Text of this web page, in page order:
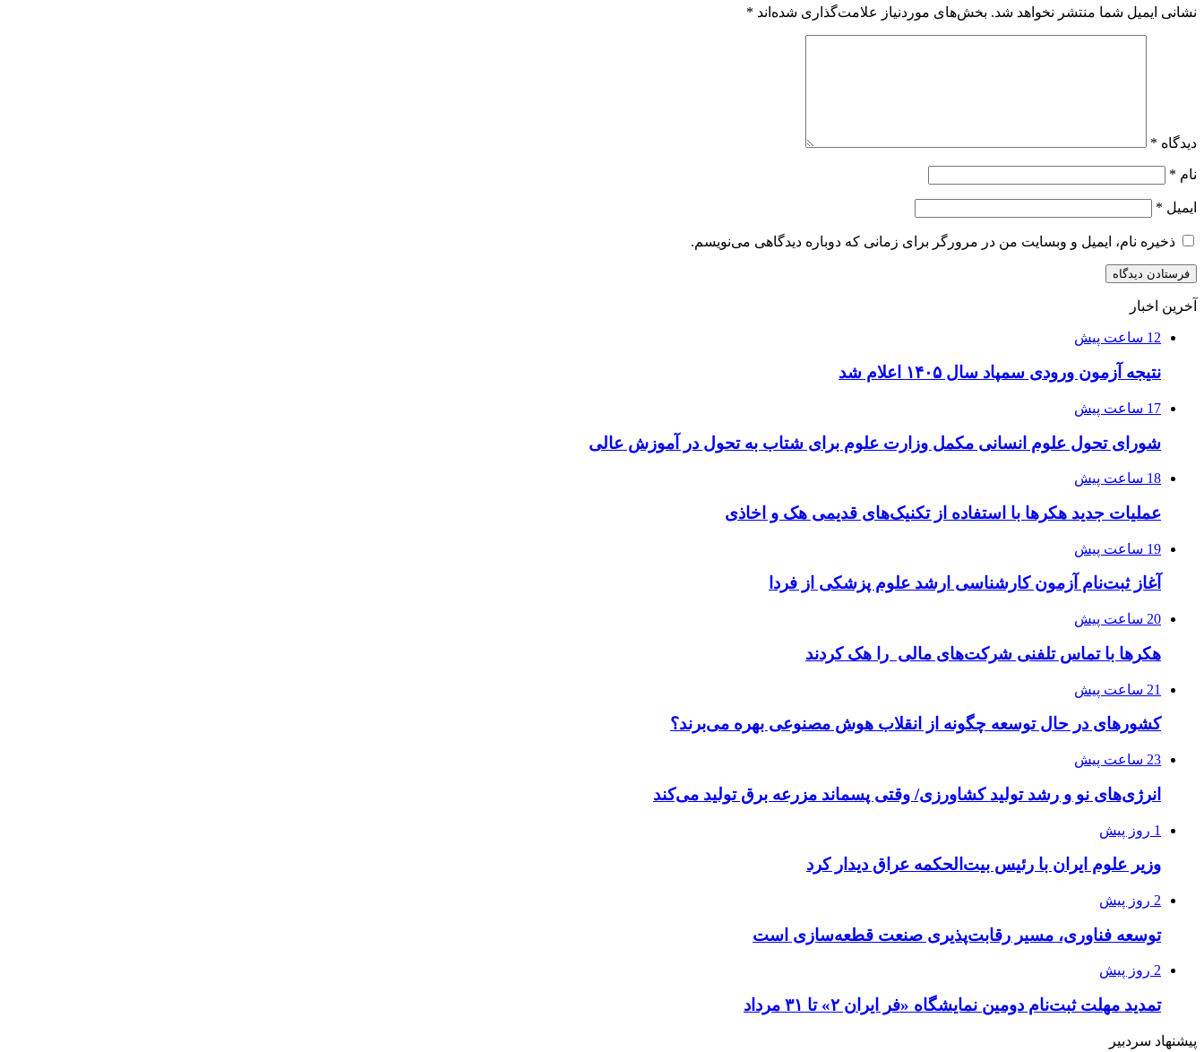
نشانی ایمیل شما منتشر نخواهد شد. بخش‌های موردنیاز علامت‌گذاری شده‌اند *
دیدگاه *
نام *
ایمیل *
ذخیره نام، ایمیل و وبسایت من در مرورگر برای زمانی که دوباره دیدگاهی می‌نویسم.
آخرین اخبار
12 ساعت پیش
نتیجه آزمون ورودی سمپاد سال ۱۴۰۵ اعلام شد
17 ساعت پیش
شورای تحول علوم انسانی مکمل وزارت علوم برای شتاب به تحول در آموزش عالی
18 ساعت پیش
عملیات جدید هکرها با استفاده از تکنیک‌های قدیمی هک و اخاذی
19 ساعت پیش
آغاز ثبت‌نام‌ آزمون کارشناسی ارشد علوم پزشکی از فردا
20 ساعت پیش
هکرها با تماس تلفنی شرکت‌های مالی را هک کردند
21 ساعت پیش
کشورهای در حال توسعه چگونه از انقلاب هوش مصنوعی بهره می‌برند؟
23 ساعت پیش
انرژی‌های نو و رشد تولید کشاورزی/ وقتی پسماند مزرعه‌ برق تولید می‌کند
1 روز پیش
وزیر علوم ایران با رئیس بیت‌الحکمه عراق دیدار کرد
2 روز پیش
توسعه فناوری، مسیر رقابت‌پذیری صنعت قطعه‌سازی است
2 روز پیش
تمدید مهلت ثبت‌نام دومین نمایشگاه «فر ایران ۲» تا ۳۱ مرداد
پیشنهاد سردبیر